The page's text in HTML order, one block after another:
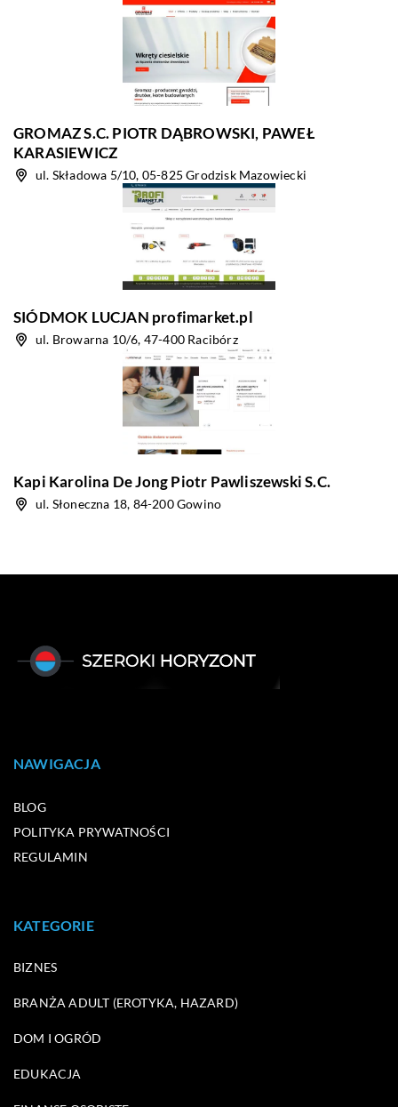
GROMAZ S.C. PIOTR DĄBROWSKI, PAWEŁ
KARASIEWICZ
ul. Składowa 5/10, 05-825 Grodzisk Mazowiecki
SIÓDMOK LUCJAN profimarket.pl
ul. Browarna 10/6, 47-400 Racibórz
Kapi Karolina De Jong Piotr Pawliszewski S.C.
ul. Słoneczna 18, 84-200 Gowino
NAWIGACJA
BLOG
POLITYKA PRYWATNOŚCI
REGULAMIN
KATEGORIE
BIZNES
BRANŻA ADULT (EROTYKA, HAZARD)
DOM I OGRÓD
EDUKACJA